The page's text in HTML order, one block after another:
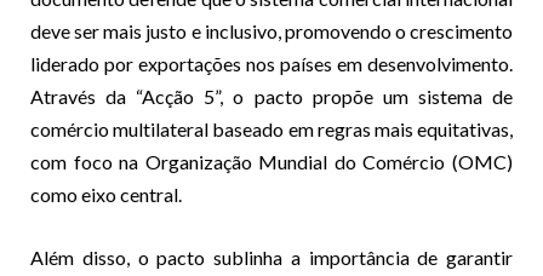
deve ser mais justo e inclusivo, promovendo o crescimento
liderado por exportações nos países em desenvolvimento.
Através da “Acção 5”, o pacto propõe um sistema de
comércio multilateral baseado em regras mais equitativas,
com foco na Organização Mundial do Comércio (OMC)
como eixo central.
Além disso, o pacto sublinha a importância de garantir